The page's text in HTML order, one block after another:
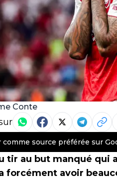
Conte
comme source préférée sur
tir au but manqué qui
forcément avoir